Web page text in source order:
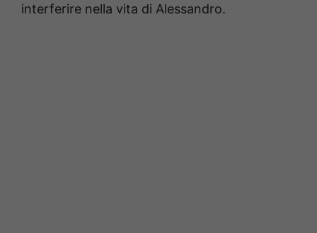
interferire nella vita di Alessandro.